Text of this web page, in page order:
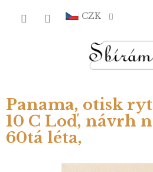
CZK
Panama, otisk
10 C Loď, návrh
60tá léta,